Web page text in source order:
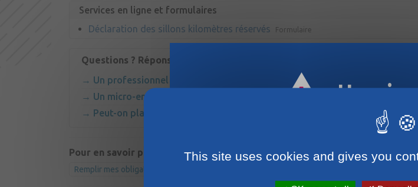
Services en ligne et formulaires
Déclaration des sillons kilomètres réservés
Formulaire
Questions ? Réponses !
Un professionnel exerçant à son domicile ou chez ses clients doit-il payer
Un micro-entrepreneur doit-il payer la cotisation foncière des entreprises
Peut-on plafonner la contribution économique territoriale (CET) ?
Pour en savoir plus
Remplir mes obligations auprès des impôts : comment éviter les erreurs ?
This site uses cookies and gives you